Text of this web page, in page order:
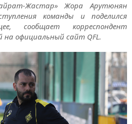
Жастар» Жора Арутюнян
команды и поделился
сообщает корреспондент
на официальный сайт QFL.